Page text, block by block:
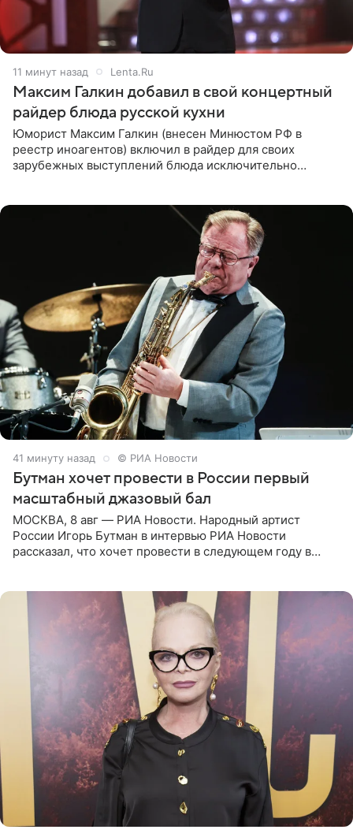
11 минут назад Lenta.Ru
Максим Галкин добавил в свой концертный
райдер блюда русской кухни
Юморист Максим Галкин (внесен Минюстом РФ в
реестр иноагентов) включил в райдер для своих
зарубежных выступлений блюда исключительно
41 минуту назад © РИА Новости
Бутман хочет провести в России первый
масштабный джазовый бал
МОСКВА, 8 авг — РИА Новости. Народный артист
России Игорь Бутман в интервью РИА Новости
рассказал, что хочет провести в следующем году в